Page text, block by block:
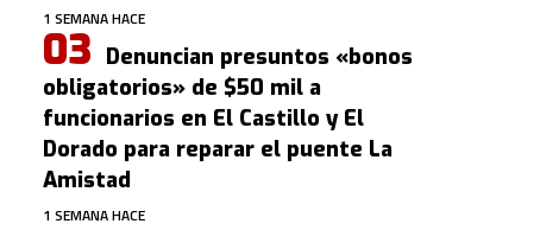
1 SEMANA HACE
Denuncian presuntos «bonos
obligatorios» de $50 mil a
funcionarios en El Castillo y El
Dorado para reparar el puente La
Amistad
1 SEMANA HACE